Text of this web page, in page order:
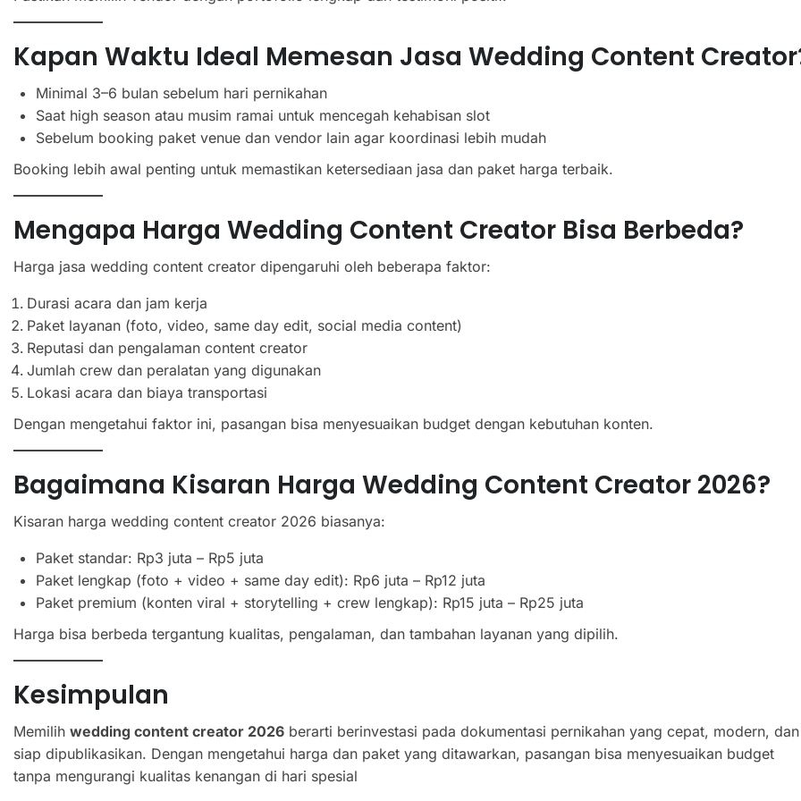
Kapan Waktu Ideal Memesan Jasa Wedding Content
Minimal 3–6 bulan sebelum hari pernikahan
Saat high season atau musim ramai untuk mencegah kehabisan slot
Sebelum booking paket venue dan vendor lain agar koordinasi lebih mudah
Booking lebih awal penting untuk memastikan ketersediaan jasa dan paket harga terbaik.
Mengapa Harga Wedding Content Creator Bisa Berbeda?
Harga jasa wedding content creator dipengaruhi oleh beberapa faktor:
Durasi acara dan jam kerja
Paket layanan (foto, video, same day edit, social media content)
Reputasi dan pengalaman content creator
Jumlah crew dan peralatan yang digunakan
Lokasi acara dan biaya transportasi
Dengan mengetahui faktor ini, pasangan bisa menyesuaikan budget dengan kebutuhan konten.
Bagaimana Kisaran Harga Wedding Content Creator 2026?
Kisaran harga wedding content creator 2026 biasanya:
Paket standar: Rp3 juta – Rp5 juta
Paket lengkap (foto + video + same day edit): Rp6 juta – Rp12 juta
Paket premium (konten viral + storytelling + crew lengkap): Rp15 juta – Rp25 juta
Harga bisa berbeda tergantung kualitas, pengalaman, dan tambahan layanan yang dipilih.
Kesimpulan
Memilih wedding content creator 2026 berarti berinvestasi pada dokumentasi pernikahan yang cepat, modern, dan
siap dipublikasikan. Dengan mengetahui harga dan paket yang ditawarkan, pasangan bisa menyesuaikan budget
tanpa mengurangi kualitas kenangan di hari spesial